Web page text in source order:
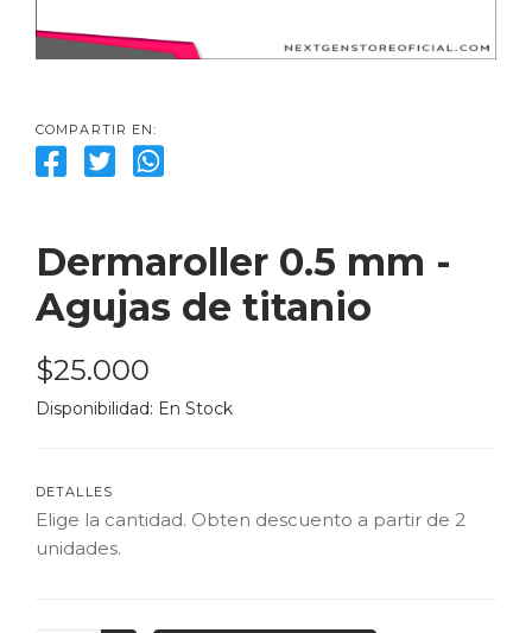
COMPARTIR EN:
Dermaroller 0.5 mm -
Agujas de titanio
$25.000
Disponibilidad: En Stock
DETALLES
Elige la cantidad. Obten descuento a partir de 2
unidades.